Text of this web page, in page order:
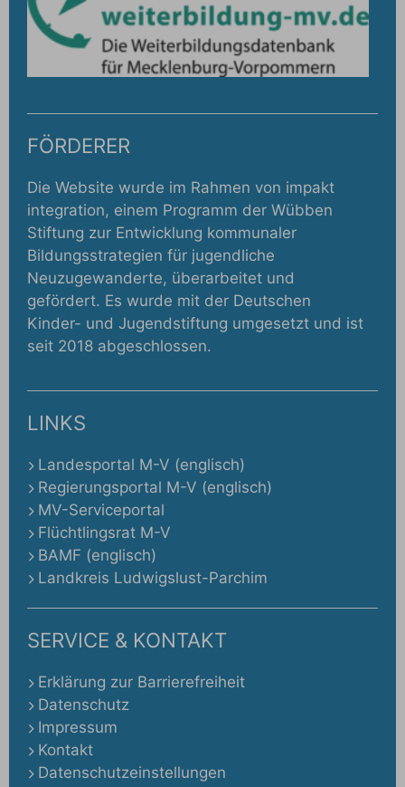
FÖRDERER
Die Website wurde im Rahmen von impakt
integration, einem Programm der Wübben
Stiftung zur Entwicklung kommunaler
Bildungsstrategien für jugendliche
Neuzugewanderte, überarbeitet und
gefördert. Es wurde mit der Deutschen
Kinder- und Jugendstiftung umgesetzt und ist
seit 2018 abgeschlossen.
LINKS
Landesportal M-V (englisch)
Regierungsportal M-V (englisch)
MV-Serviceportal
Flüchtlingsrat M-V
BAMF (englisch)
Landkreis Ludwigslust-Parchim
SERVICE & KONTAKT
Erklärung zur Barrierefreiheit
Datenschutz
Impressum
Kontakt
Datenschutzeinstellungen